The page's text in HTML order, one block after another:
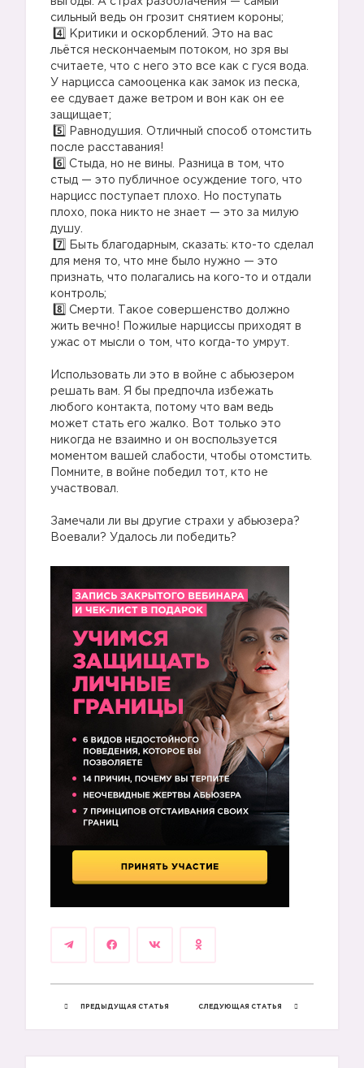
1️⃣
сильный ведь он грозит снятием короны;
Критики и оскорблений. Это на вас
льётся нескончаемым потоком, но зря вы
считаете, что с него это все как с гуся вода.
У нарцисса самооценка как замок из песка,
ее сдувает даже ветром и вон как он ее
защищает;
Равнодушия. Отличный способ отомстить
после расставания!
Стыда, но не вины. Разница в том, что
стыд — это публичное осуждение того, что
нарцисс поступает плохо. Но поступать
плохо, пока никто не знает — это за милую
душу.
Быть благодарным, сказать: кто-то сделал
для меня то, что мне было нужно — это
признать, что полагались на кого-то и отдали
контроль;
Смерти. Такое совершенство должно
жить вечно! Пожилые нарциссы приходят в
ужас от мысли о том, что когда-то умрут.
Использовать ли это в войне с абьюзером
решать вам. Я бы предпочла избежать
любого контакта, потому что вам ведь
может стать его жалко. Вот только это
никогда не взаимно и он воспользуется
моментом вашей слабости, чтобы отомстить.
Помните, в войне победил тот, кто не
участвовал.
Замечали ли вы другие страхи у абьюзера?
Воевали? Удалось ли победить?
ПРЕДЫДУЩАЯ СТАТЬЯ СЛЕДУЮЩАЯ СТАТЬЯ